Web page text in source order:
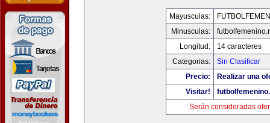
Mayusculas:
Minusculas:
Longitud:
14 caracteres
Categorias:
Sin Clasificar
Precio:
Realizar una
Visitar!
Serán consideradas